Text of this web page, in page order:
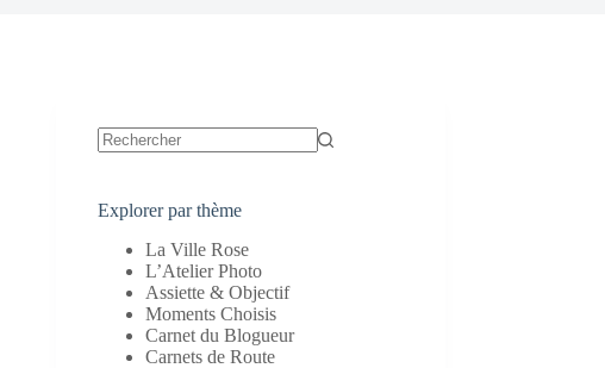
Explorer par thème
La Ville Rose
L’Atelier Photo
Assiette & Objectif
Moments Choisis
Carnet du Blogueur
Carnets de Route